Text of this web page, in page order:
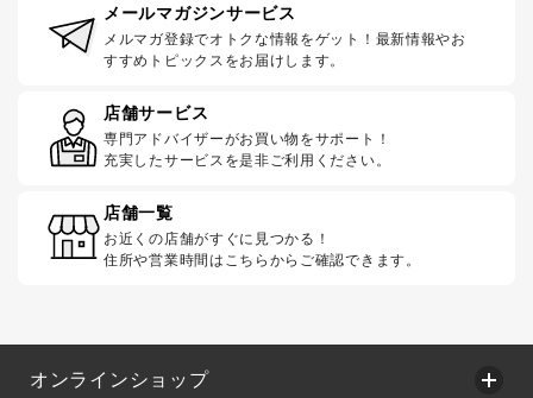
メールマガジンサービス
メルマガ登録でオトクな情報をゲット！最新情報やお
すすめトピックスをお届けします。
店舗サービス
専門アドバイザーがお買い物をサポート！
充実したサービスを是非ご利用ください。
店舗一覧
お近くの店舗がすぐに見つかる！
住所や営業時間はこちらからご確認できます。
オンラインショップ